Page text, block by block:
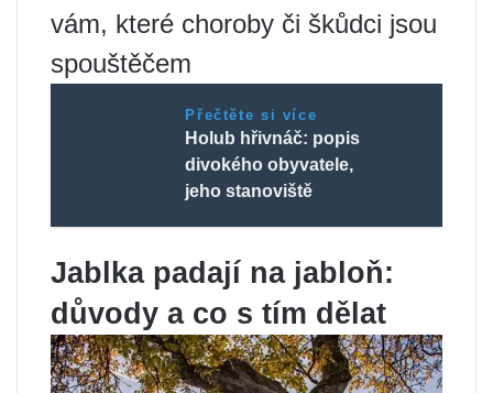
vám, které choroby či škůdci jsou
spouštěčem
Přečtěte si více
Holub hřivnáč: popis
divokého obyvatele,
jeho stanoviště
Jablka padají na jabloň:
důvody a co s tím dělat